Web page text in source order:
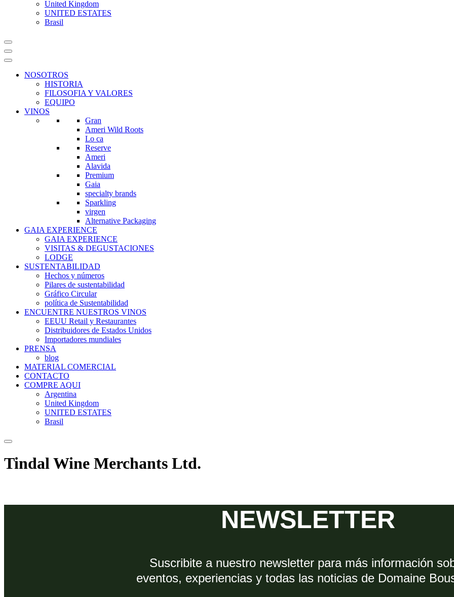
United Kingdom
UNITED ESTATES
Brasil
NOSOTROS
HISTORIA
FILOSOFIA Y VALORES
EQUIPO
VINOS
Gran
Ameri Wild Roots
Lo ca
Reserve
Ameri
Alavida
Premium
Gaia
specialty brands
Sparkling
virgen
Alternative Packaging
GAIA EXPERIENCE
GAIA EXPERIENCE
VISITAS & DEGUSTACIONES
LODGE
SUSTENTABILIDAD
Hechos y números
Pilares de sustentabilidad
Gráfico Circular
política de Sustentabilidad
ENCUENTRE NUESTROS VINOS
EEUU Retail y Restaurantes
Distribuidores de Estados Unidos
Importadores mundiales
PRENSA
blog
MATERIAL COMERCIAL
CONTACTO
COMPRE AQUI
Argentina
United Kingdom
UNITED ESTATES
Brasil
Tindal Wine Merchants Ltd.
NEWSLETTER
Suscribite a nuestro newsletter para más información
eventos, experiencias y todas las noticias de Domaine